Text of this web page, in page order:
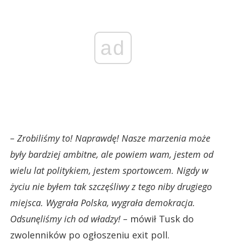
ad
– Zrobiliśmy to! Naprawdę! Nasze marzenia może
były bardziej ambitne, ale powiem wam, jestem od
wielu lat politykiem, jestem sportowcem. Nigdy w
życiu nie byłem tak szczęśliwy z tego niby drugiego
miejsca. Wygrała Polska, wygrała demokracja.
Odsunęliśmy ich od władzy! – mówił Tusk do
zwolenników po ogłoszeniu exit poll.